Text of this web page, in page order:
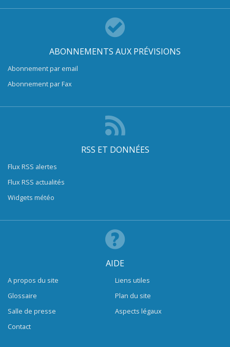
ABONNEMENTS AUX PRÉVISIONS
Abonnement par email
Abonnement par Fax
RSS ET DONNÉES
Flux RSS alertes
Flux RSS actualités
Widgets météo
AIDE
A propos du site
Glossaire
Salle de presse
Contact
Liens utiles
Plan du site
Aspects légaux